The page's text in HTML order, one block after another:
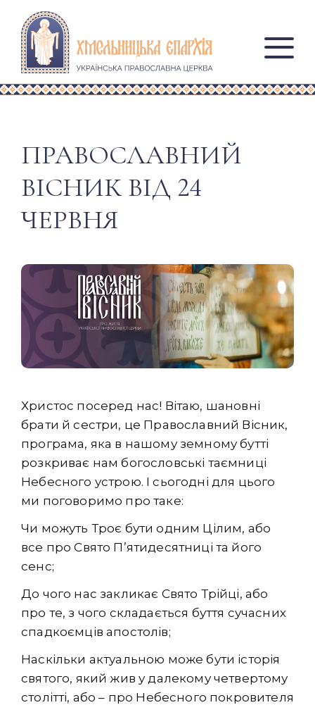
ПРАВОСЛАВНИЙ
ВІСНИК ВІД 24
ЧЕРВНЯ
Христос посеред нас! Вітаю, шановні
брати й сестри, це Православний Вісник,
програма, яка в нашому земному бутті
розкриває нам богословські таємниці
Небесного устрою. І сьогодні для цього
ми поговоримо про таке:
Чи можуть Троє бути одним Цілим, або
все про Свято П’ятидесятниці та його
сенс;
До чого нас закликає Свято Трійці, або
про те, з чого складається буття сучасних
спадкоємців апостолів;
Наскільки актуальною може бути історія
святого, який жив у далекому четвертому
столітті, або – про Небесного покровителя